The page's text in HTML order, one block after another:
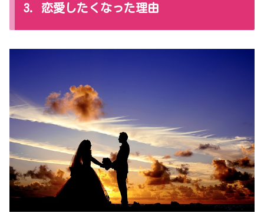
3. 恋愛したくなった理由